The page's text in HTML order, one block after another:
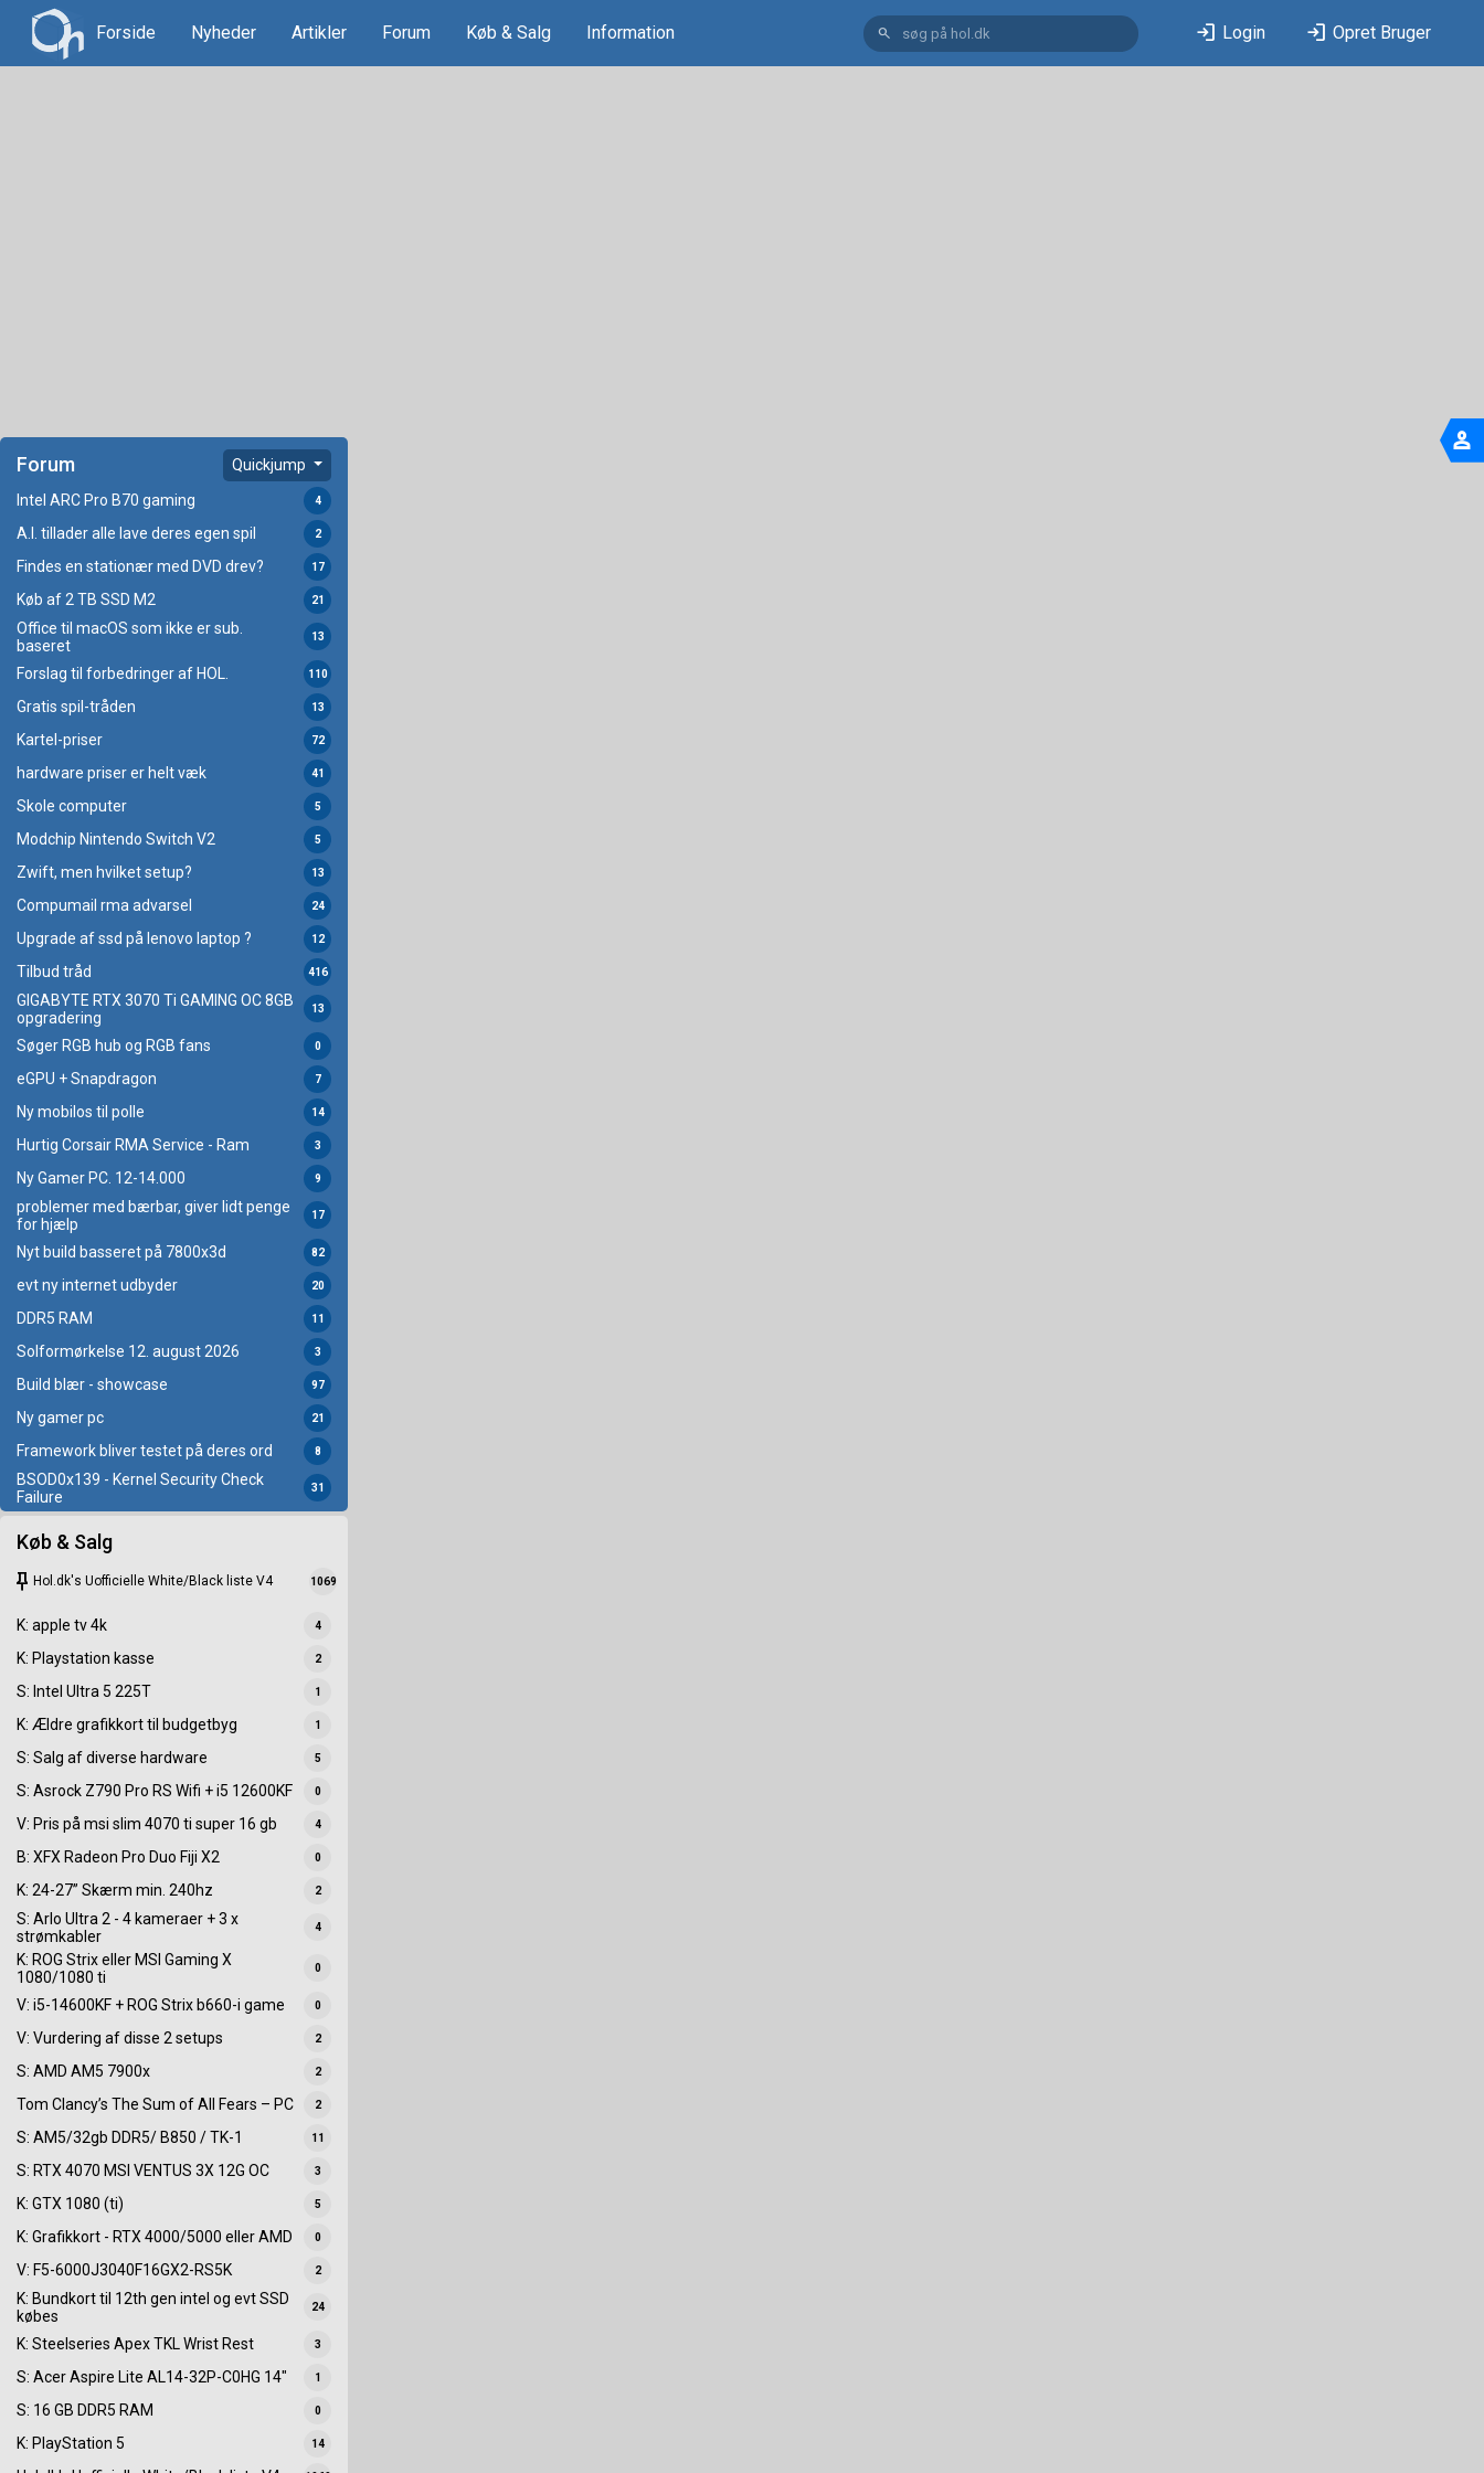
Forside Nyheder Artikler Forum Køb & Salg Information search login Login login Opret Bruger
Forum Quickjump
Intel ARC Pro B70 gaming 4
A.I. tillader alle lave deres egen spil 2
Findes en stationær med DVD drev? 17
Køb af 2 TB SSD M2 21
Office til macOS som ikke er sub.
baseret
13
Forslag til forbedringer af HOL. 110
Gratis spil-tråden 13
Kartel-priser 72
hardware priser er helt væk 41
Skole computer 5
Modchip Nintendo Switch V2 5
Zwift, men hvilket setup? 13
Compumail rma advarsel 24
Upgrade af ssd på lenovo laptop ? 12
Tilbud tråd 416
GIGABYTE RTX 3070 Ti GAMING OC 8GB
opgradering
13
Søger RGB hub og RGB fans 0
eGPU + Snapdragon 7
Ny mobilos til polle 14
Hurtig Corsair RMA Service - Ram 3
Ny Gamer PC. 12-14.000 9
problemer med bærbar, giver lidt penge
for hjælp
17
Nyt build basseret på 7800x3d 82
evt ny internet udbyder 20
DDR5 RAM 11
Solformørkelse 12. august 2026 3
Build blær - showcase 97
Ny gamer pc 21
Framework bliver testet på deres ord 8
BSOD0x139 - Kernel Security Check
Failure
31
Køb & Salg
keep Hol.dk's Uofficielle White/Black liste V4 1069
K: apple tv 4k 4
K: Playstation kasse 2
S: Intel Ultra 5 225T 1
K: Ældre grafikkort til budgetbyg 1
S: Salg af diverse hardware 5
S: Asrock Z790 Pro RS Wifi + i5 12600KF 0
V: Pris på msi slim 4070 ti super 16 gb 4
B: XFX Radeon Pro Duo Fiji X2 0
K: 24-27” Skærm min. 240hz 2
S: Arlo Ultra 2 - 4 kameraer + 3 x
strømkabler
4
K: ROG Strix eller MSI Gaming X
1080/1080 ti
0
V: i5-14600KF + ROG Strix b660-i game 0
V: Vurdering af disse 2 setups 2
S: AMD AM5 7900x 2
Tom Clancy’s The Sum of All Fears – PC 2
S: AM5/32gb DDR5/ B850 / TK-1 11
S: RTX 4070 MSI VENTUS 3X 12G OC 3
K: GTX 1080 (ti) 5
K: Grafikkort - RTX 4000/5000 eller AMD 0
V: F5-6000J3040F16GX2-RS5K 2
K: Bundkort til 12th gen intel og evt SSD
købes
24
K: Steelseries Apex TKL Wrist Rest 3
S: Acer Aspire Lite AL14-32P-C0HG 14" 1
S: 16 GB DDR5 RAM 0
K: PlayStation 5 14
person